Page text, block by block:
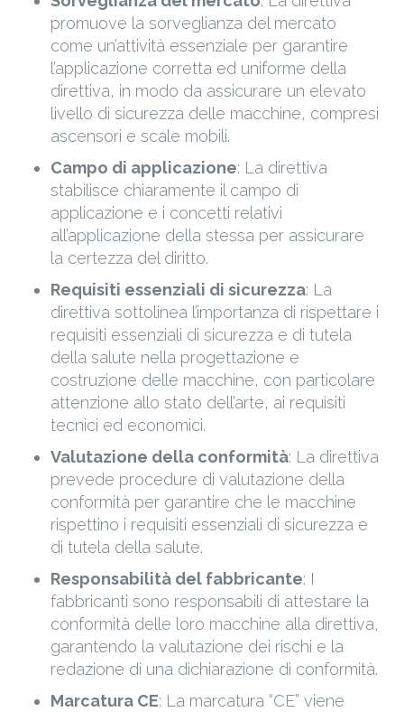
promuove la sorveglianza del mercato
come un’attività essenziale per garantire
l’applicazione corretta ed uniforme della
direttiva, in modo da assicurare un elevato
livello di sicurezza delle macchine, compresi
ascensori e scale mobili.
Campo di applicazione: La direttiva
stabilisce chiaramente il campo di
applicazione e i concetti relativi
all’applicazione della stessa per assicurare
la certezza del diritto.
Requisiti essenziali di sicurezza: La
direttiva sottolinea l’importanza di rispettare i
requisiti essenziali di sicurezza e di tutela
della salute nella progettazione e
costruzione delle macchine, con particolare
attenzione allo stato dell’arte, ai requisiti
tecnici ed economici.
Valutazione della conformità: La direttiva
prevede procedure di valutazione della
conformità per garantire che le macchine
rispettino i requisiti essenziali di sicurezza e
di tutela della salute.
Responsabilità del fabbricante: I
fabbricanti sono responsabili di attestare la
conformità delle loro macchine alla direttiva,
garantendo la valutazione dei rischi e la
redazione di una dichiarazione di conformità.
Marcatura CE: La marcatura “CE” viene